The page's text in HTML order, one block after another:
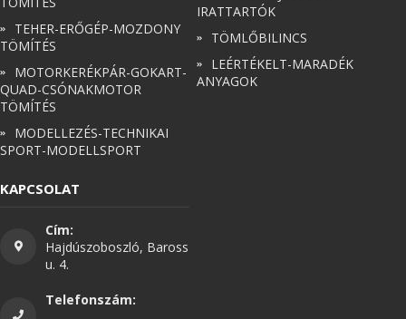
SIMÍTÓZÁRAS TASAK
ETETŐTÁL-TIPLI-GRANULÁTUM
TÖMLŐBILINCS
TEHER-ERŐGÉP-MOZDONY
TÖMÍTÉS
MOTORKERÉKPÁR-GOKART-
QUAD-CSÓNAKMOTOR
TÖMÍTÉS
MODELLEZÉS-TECHNIKAI
SPORT-MODELLSPORT
IRATTARTÓK
TÖMLŐBILINCS
LEÉRTÉKELT-MARADÉK
ANYAGOK
KAPCSOLAT
Cím:
Hajdúszoboszló, Baross
u. 4.
Telefonszám: